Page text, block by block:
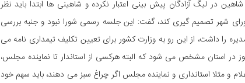
در لیگ آزادگان پیش بینی اعتبار نکرده و شاهینی ها ابتدا باید نظر
شهر تصمیم گیری کند، گفت: این جلسه رسمی شورا نبود و جنبه بررسی
را داشت، از این رو به وزارت کشور برای تعیین تکلیف تیمداری نامه می
در استان مشخص می شود که البته هرکسی از استاندار تا نماینده مجلس،
و مثلا استانداری و نماینده مجلس اگر چراغ سبز می دهند، باید سهم خود